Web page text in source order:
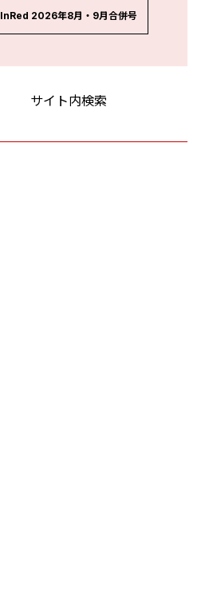
InRed 2026年8月・9月合併号
サイト内検索